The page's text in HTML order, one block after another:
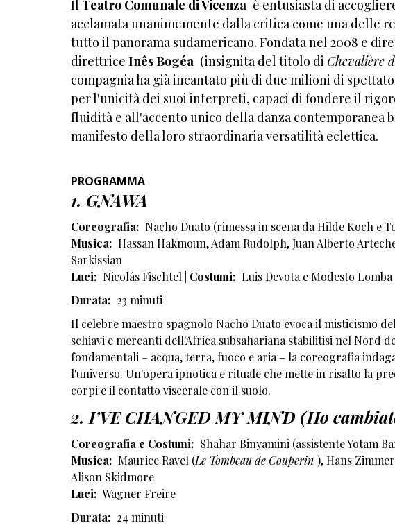
Il Teatro Comunale di Vicenza è entusiasta di
acclamata unanimemente dalla critica come una delle
tutto il panorama sudamericano. Fondata nel 2008 e
direttrice Inês Bogéa (insignita del titolo di Chevalière
compagnia ha già incantato più di due milioni di
per l'unicità dei suoi interpreti, capaci di fondere il
fluidità e all'accento unico della danza contemporanea
manifesto della loro straordinaria versatilità eclettica.
PROGRAMMA
1. GNAWA
Coreografia: Nacho Duato (rimessa in scena da Hilde Koch e
Musica: Hassan Hakmoun, Adam Rudolph, Juan Alberto
Sarkissian
Luci: Nicolás Fischtel | Costumi: Luis Devota e Modesto Lomba
Durata: 23 minuti
Il celebre maestro spagnolo Nacho Duato evoca il misticismo
schiavi e mercanti dell'Africa subsahariana stabilitisi nel Nord
fondamentali – acqua, terra, fuoco e aria – la coreografia
l'universo. Un'opera ipnotica e rituale che mette in risalto la
corpi e il contatto viscerale con il suolo.
2. I’VE CHANGED MY MIND (Ho
Coreografia e Costumi: Shahar Binyamini (assistente Yotam
Musica: Maurice Ravel (Le Tombeau de Couperin ), Hans
Alison Skidmore
Luci: Wagner Freire
Durata: 24 minuti